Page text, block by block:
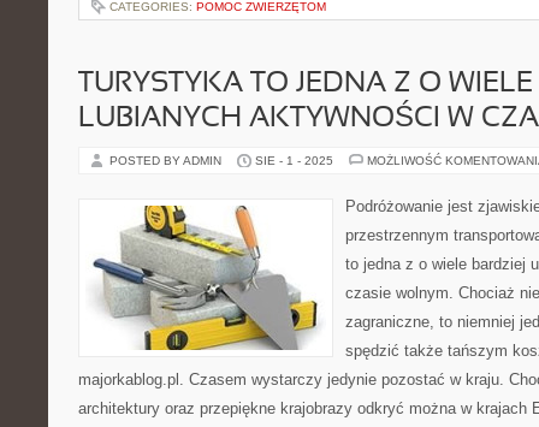
CATEGORIES: POMOC ZWIERZĘTOM
TURYSTYKA TO JEDNA Z O
LUBIANYCH AKTYWNOŚCI W
POSTED BY ADMIN SIE - 1 - 2025 MOŻLIWOŚĆ
Podróżowanie jest
przestrzennym
to jedna z o wiele bardziej
czasie wolnym. Chociaż
zagraniczne, to niemniej
spędzić także tańszym
majorkablog.pl. Czasem wystarczy jedynie pozostać w kraju.
architektury oraz przepiękne krajobrazy odkryć można w krajach